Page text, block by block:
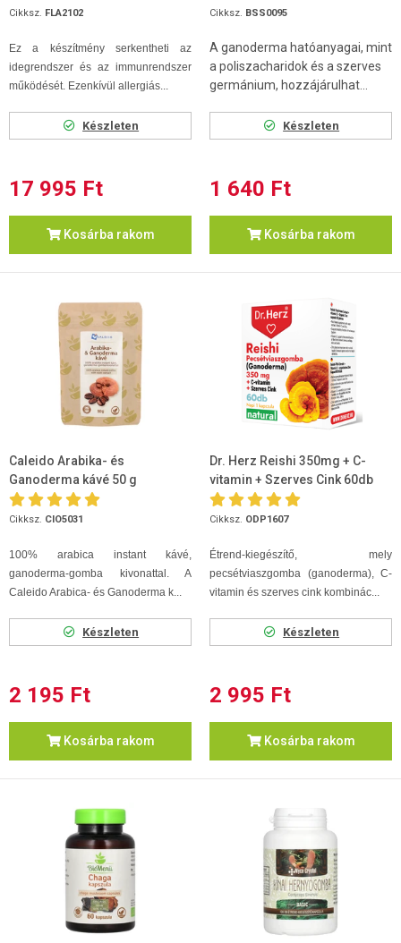
Cikksz. FLA2102
Ez a készítmény serkentheti az
idegrendszer és az immunrendszer
működését. Ezenkívül allergiás...
Készleten
17 995 Ft
Kosárba rakom
Cikksz. BSS0095
A ganoderma hatóanyagai, mint
a poliszacharidok és a szerves
germánium, hozzájárulhat...
Készleten
1 640 Ft
Kosárba rakom
Caleido Arabika- és
Ganoderma kávé 50 g
Cikksz. CIO5031
100% arabica instant kávé,
ganoderma-gomba kivonattal. A
Caleido Arabica- és Ganoderma k...
Készleten
2 195 Ft
Kosárba rakom
Dr. Herz Reishi 350mg + C-
vitamin + Szerves Cink 60db
Cikksz. ODP1607
Étrend-kiegészítő, mely
pecsétviaszgomba (ganoderma), C-
vitamin és szerves cink kombinác...
Készleten
2 995 Ft
Kosárba rakom